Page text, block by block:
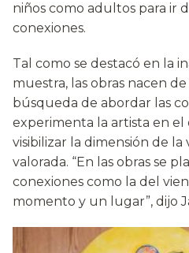
niños como adultos para ir
conexiones.
Tal como se destacó en la
muestra, las obras nacen
búsqueda de abordar las
experimenta la artista en el
visibilizar la dimensión de
valorada. “En las obras se
conexiones como la del
momento y un lugar”, dijo